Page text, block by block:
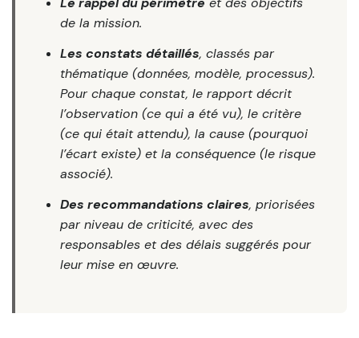
de la mission.
Les constats détaillés, classés par
thématique (données, modèle, processus).
Pour chaque constat, le rapport décrit
l’observation (ce qui a été vu), le critère
(ce qui était attendu), la cause (pourquoi
l’écart existe) et la conséquence (le risque
associé).
Des recommandations claires, priorisées
par niveau de criticité, avec des
responsables et des délais suggérés pour
leur mise en œuvre.